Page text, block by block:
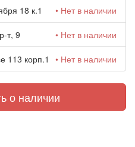
18 к.1 • Нет в наличии
т, 9 • Нет в наличии
113 корп.1 • Нет в наличии
о наличии